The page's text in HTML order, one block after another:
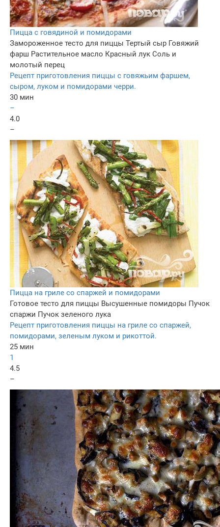
Пицца с говядиной и помидорами
Замороженное тесто для пиццы Тертый сыр Говяжий
фарш Растительное масло Красный лук Соль и
молотый перец
Рецепт приготовления пиццы с говяжьим фаршем,
сыром, луком и помидорами черри.
30 мин
–
4.0
–
Пицца на гриле со спаржей и помидорами
Готовое тесто для пиццы Высушенные помидоры Пучок
спаржи Пучок зеленого лука
Рецепт приготовления пиццы на гриле со спаржей,
помидорами, зеленым луком и рикоттой.
25 мин
1
4.5
–